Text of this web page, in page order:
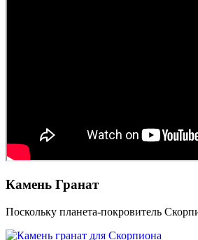
Камень Гранат
Поскольку планета-покровитель